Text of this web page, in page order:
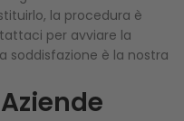
la procedura è
per avviare la
soddisfazione è la nostra